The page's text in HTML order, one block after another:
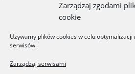
Zarządzaj zgodami
cookie
Używamy plików cookies w celu
serwisów.
Zarządzaj serwisami